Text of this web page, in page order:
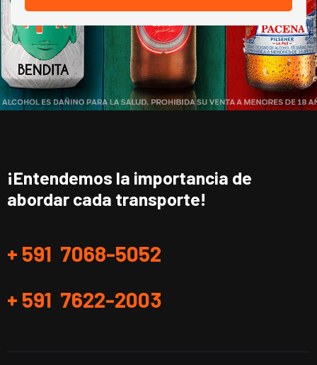
¡Entendemos la importancia de
abordar cada transporte!
+ 591 7068-5052
+ 591 7622-2003